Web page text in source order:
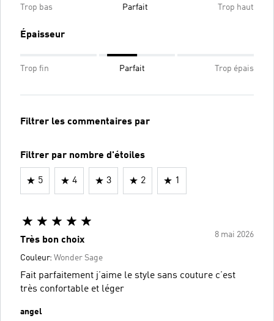
Trop bas Parfait Trop haut
Épaisseur
Trop fin Parfait Trop épais
Filtrer les commentaires par
Filtrer par nombre d'étoiles
5 4 3 2 1
8 mai 2026
Très bon choix
Couleur: Wonder Sage
Fait parfaitement j’aime le style sans couture c’est
très confortable et léger
angel